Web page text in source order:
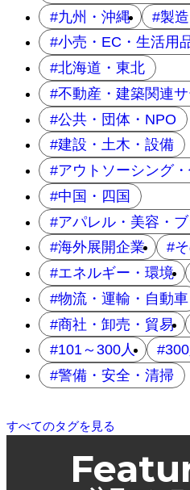
九州・沖縄
製
小売・EC・生活用
北海道・東北
不動産・建築関連
公共・団体・NPO
建設・土木・設備
アウトソーシング
中国・四国
アパレル・美容・
海外展開企業
エネルギー・環境
物流・運輸・自動車
商社・卸売・貿易
101～300人
警備・安全・清掃
すべてのタグを見る